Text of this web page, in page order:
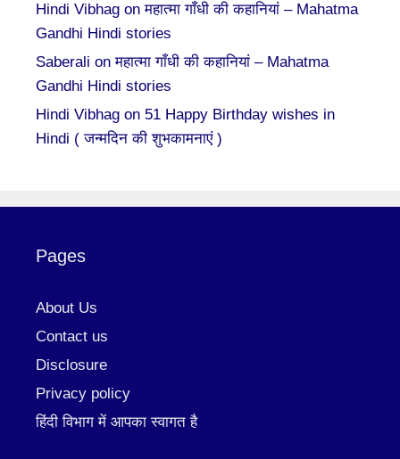
Hindi Vibhag onमहात्मा गाँधी की कहानियां – Mahatma
Gandhi Hindi stories
Saberali onमहात्मा गाँधी की कहानियां – Mahatma
Gandhi Hindi stories
Hindi Vibhag on 51 Happy Birthday wishes in
Hindi ( जन्मदिन की शुभकामनाएं )
Pages
About Us
Contact us
Disclosure
Privacy policy
हिंदी विभाग में आपका स्वागत है